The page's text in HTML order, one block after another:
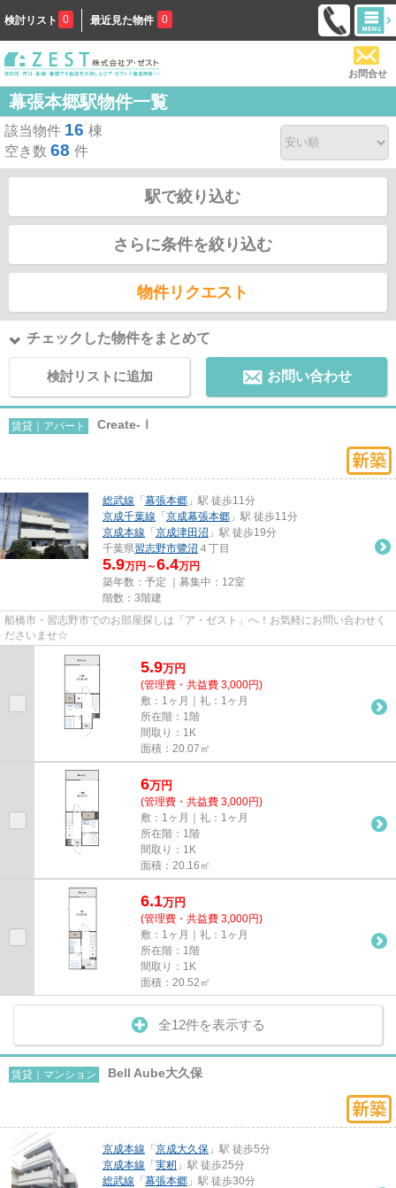
検討リスト 0 最近見た物件 0
お問合せ
幕張本郷駅物件一覧
該当物件 16 棟
空き数 68 件
駅で絞り込む
さらに条件を絞り込む
物件リクエスト
チェックした物件をまとめて
検討リストに追加 お問い合わせ
賃貸｜アパート Create-Ⅰ
総武線 「 幕張本郷 」駅 徒歩11分
京成千葉線 「 京成幕張本郷 」駅 徒歩11分
京成本線 「 京成津田沼 」駅 徒歩19分
千葉県習志野市鷺沼 ４丁目
5.9万円～6.4万円
築年数：予定 ｜募集中： 12室
階数：3階建
船橋市・習志野市でのお部屋探しは「ア・ゼスト」へ！お気軽にお問い合わせく
ださいませ☆
5.9万円
(管理費・共益費 3,000円)
敷：1ヶ月｜礼：1ヶ月
所在階：1階
間取り：1K
面積：20.07㎡
6万円
(管理費・共益費 3,000円)
敷：1ヶ月｜礼：1ヶ月
所在階：1階
間取り：1K
面積：20.16㎡
6.1万円
(管理費・共益費 3,000円)
敷：1ヶ月｜礼：1ヶ月
所在階：1階
間取り：1K
面積：20.52㎡
全12件を表示する
賃貸｜マンション Bell Aube大久保
京成本線 「 京成大久保 」駅 徒歩5分
京成本線 「 実籾 」駅 徒歩25分
総武線 「 幕張本郷 」駅 徒歩30分